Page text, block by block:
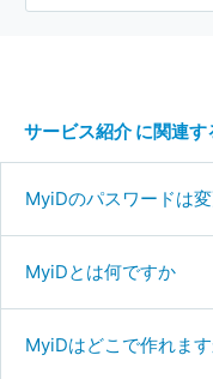
サービス紹介 に関連
MyiDのパスワードは
MyiDとは何ですか
MyiDはどこで作れま